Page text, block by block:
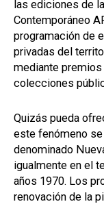
las ediciones de
Contemporáneo
programación de
privadas del
mediante
colecciones
Quizás pueda
este fenómeno
denominado
igualmente en el
años 1970. Los
renovación de la